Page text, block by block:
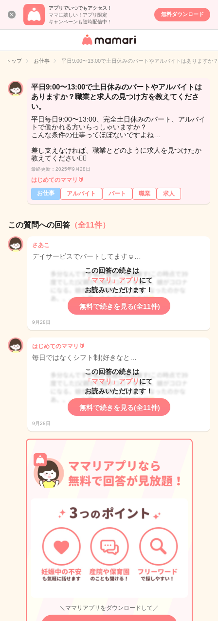
アプリでいつでもアクセス！
ママに嬉しい！アプリ限定
キャンペーンも随時配信中！
無料ダウンロード
女性専用匿名QA
イト
トップ お仕事 平日9:00〜13:00で土日休みのパートやアルバイトはありますか
平日9:00〜13:00で土日休みのパートやアルバイトは
ありますか？職業と求人の見つけ方を教えてくださ
い。
平日毎日9:00〜13:00、完全土日休みのパート、アルバイ
トで働かれる方いらっしゃいますか？
こんな条件の仕事ってほぼないですよね…
差し支えなければ、職業とどのように求人を見つけたか
教えてください🙇‍♀️
最終更新：2025年9月28日
はじめてのママリ🔰
お仕事
アルバイト パート 職業 求人
この質問への回答 （全11件）
さあこ
デイサービスでパートしてます☺…
この回答の続きは
「ママリ」アプリ にて
お読みいただけます！
無料で続きを見る(全11件)
9月28日
はじめてのママリ🔰
毎日ではなくシフト制(好きなと…
この回答の続きは
「ママリ」アプリ にて
お読みいただけます！
無料で続きを見る(全11件)
9月28日
＼ママリアプリをダウンロードして／